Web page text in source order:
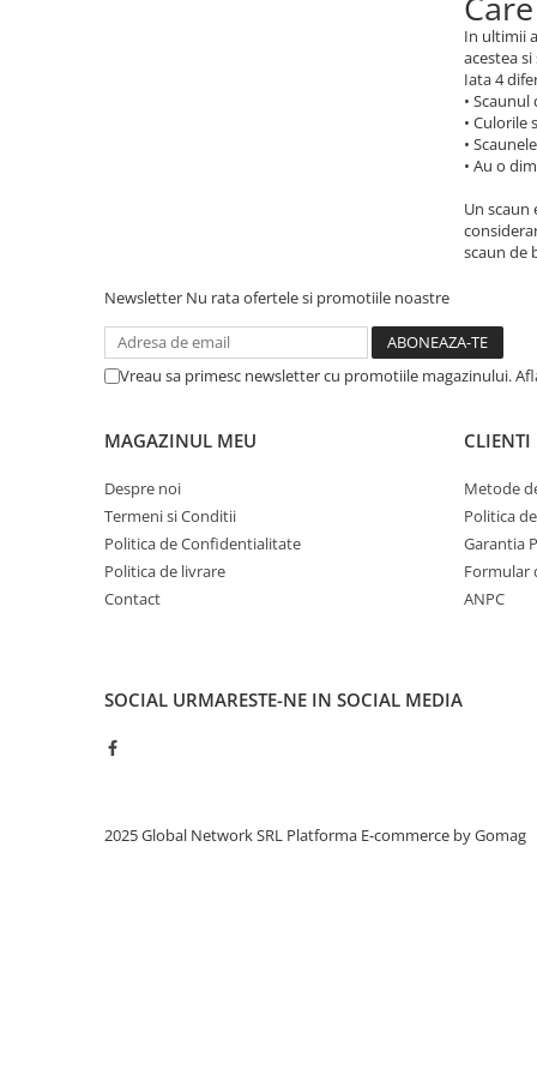
In ultimii
acestea
Iata 4
•
• Culorile
•
• Au o
Un
scaun de
Newsletter Nu rata ofertele si promotiile noastre
Vreau sa primesc newsletter cu promotiile magazinului.
MAGAZINUL MEU
Despre noi
Termeni si Conditii
Politica de Confidentialitate
Politica de livrare
Contact
CLIENTI
Metode
Politica
Garantia
Formular
ANPC
SOCIAL URMARESTE-NE IN SOCIAL MEDIA
2025 Global Network SRL Platforma E-commerce by Gomag